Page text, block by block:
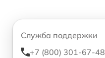
Служба поддержки
+7 (800) 301-67-48